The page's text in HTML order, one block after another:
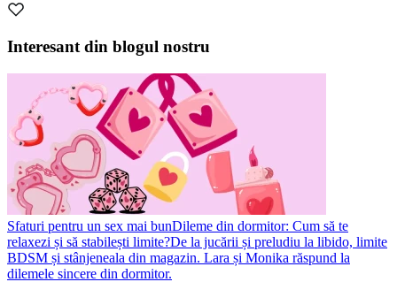
Interesant din blogul nostru
Sfaturi pentru un sex mai bunDileme din dormitor: Cum să te
relaxezi și să stabilești limite?De la jucării și preludiu la libido, limite
BDSM și stânjeneala din magazin. Lara și Monika răspund la
dilemele sincere din dormitor.